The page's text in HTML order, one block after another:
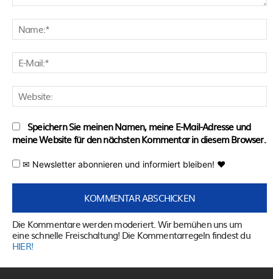
Speichern Sie meinen Namen, meine E-Mail-Adresse und
meine Website für den nächsten Kommentar in diesem Browser.
✉ Newsletter abonnieren und informiert bleiben! ♥
Die Kommentare werden moderiert. Wir bemühen uns um
eine schnelle Freischaltung! Die Kommentarregeln findest du
HIER!